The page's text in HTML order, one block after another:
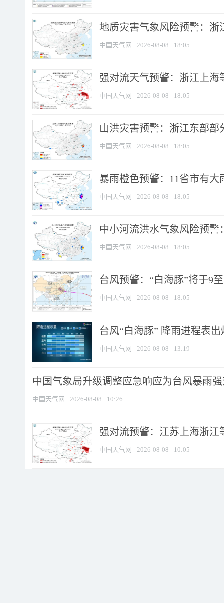
地质灾害气象风险预警：
中国天气网 2026-08-08 18:05
强对流天气预警：浙江上海
中国天气网 2026-08-08 18:05
山洪灾害预警：浙江东部
中国天气网 2026-08-08 18:05
暴雨橙色预警：11省市有
中国天气网 2026-08-08 18:05
中小河流洪水气象风险预
中国天气网 2026-08-08 18:05
台风预警：“白海豚”将于9
中国天气网 2026-08-08 18:05
台风“白海豚” 降雨进程表
中国天气网 2026-08-08 13:19
中国气象局升级调整应急响应为台风暴雨
中国天气网 2026-08-08 10:26
强对流预警：江苏上海浙江
中国天气网 2026-08-08 10:05